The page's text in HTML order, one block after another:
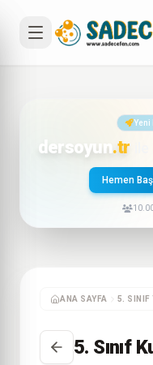
Yeni
dersoyun .tr
Hemen
ANA SAYFA 5. SINIF
5. Sınıf